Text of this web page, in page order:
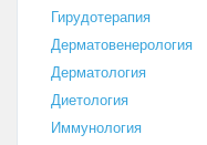
Гирудотерапия
Дерматовенерология
Дерматология
Диетология
Иммунология